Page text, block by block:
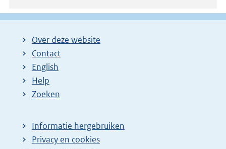
Over deze website
Contact
English
Help
Zoeken
Informatie hergebruiken
Privacy en cookies